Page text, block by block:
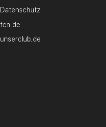
Datenschutz
fcn.de
unserclub.de